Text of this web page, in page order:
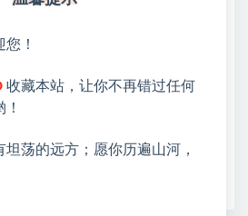
物超所值。
认知。
了重要价值，也为众多创业者
网，欢迎加入本站会员，将尽
祝您前程似锦！
！
收藏本站，让你不再错过任何
荡的远方；愿你历遍山河，